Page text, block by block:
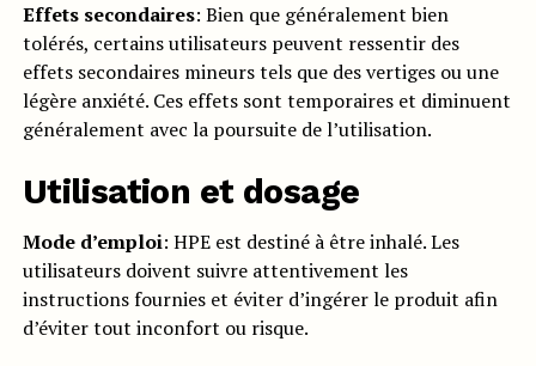
Effets secondaires: Bien que généralement bien
tolérés, certains utilisateurs peuvent ressentir des
effets secondaires mineurs tels que des vertiges ou une
légère anxiété. Ces effets sont temporaires et diminuent
généralement avec la poursuite de l’utilisation.
Utilisation et dosage
Mode d’emploi: HPE est destiné à être inhalé. Les
utilisateurs doivent suivre attentivement les
instructions fournies et éviter d’ingérer le produit afin
d’éviter tout inconfort ou risque.